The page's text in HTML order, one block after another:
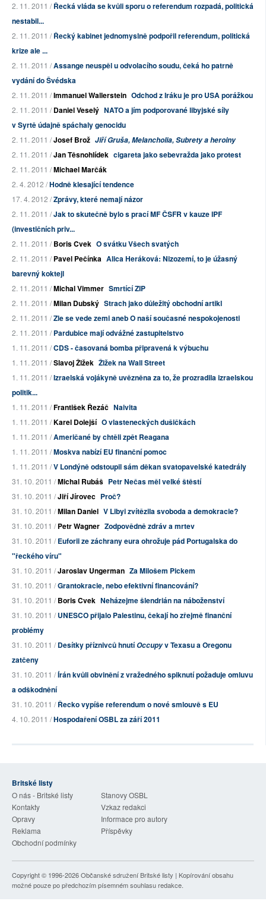
2. 11. 2011 /Řecká vláda se kvůli sporu o referendum rozpadá, politická
nestabil...
2. 11. 2011 /Řecký kabinet jednomyslně podpořil referendum, politická
krize ale ...
2. 11. 2011 /Assange neuspěl u odvolacího soudu, čeká ho patrně
vydání do Švédska
2. 11. 2011 /Immanuel Wallerstein Odchod z Iráku je pro USA porážkou
2. 11. 2011 /Daniel Veselý NATO a jím podporované libyjské síly
v Syrtě údajně spáchaly genocidu
2. 11. 2011 /Josef Brož Jiří Gruša, Melancholia, Subrety a heroiny
2. 11. 2011 /Jan Těsnohlídek cigareta jako sebevražda jako protest
2. 11. 2011 /Michael Marčák
2. 4. 2012 /Hodně klesající tendence
17. 4. 2012 /Zprávy, které nemají názor
2. 11. 2011 /Jak to skutečně bylo s prací MF ČSFR v kauze IPF
(investičních priv...
2. 11. 2011 /Boris Cvek O svátku Všech svatých
2. 11. 2011 /Pavel Pečínka Alica Heráková: Nizozemí, to je úžasný
barevný koktejl
2. 11. 2011 /Michal Vimmer Smrtící ZIP
2. 11. 2011 /Milan Dubský Strach jako důležitý obchodní artikl
2. 11. 2011 /Zle se vede zemi aneb O naší současné nespokojenosti
2. 11. 2011 /Pardubice mají odvážné zastupitelstvo
1. 11. 2011 /CDS - časovaná bomba připravená k výbuchu
1. 11. 2011 /Slavoj Žižek Žižek na Wall Street
1. 11. 2011 /Izraelská vojákyně uvězněna za to, že prozradila izraelskou
politik...
1. 11. 2011 /František Řezáč Naivita
1. 11. 2011 /Karel Dolejší O vlasteneckých dušičkách
1. 11. 2011 /Američané by chtěli zpět Reagana
1. 11. 2011 /Moskva nabízí EU finanční pomoc
1. 11. 2011 /V Londýně odstoupil sám děkan svatopavelské katedrály
31. 10. 2011 /Michal Rubáš Petr Nečas měl velké štěstí
31. 10. 2011 /Jiří Jírovec Proč?
31. 10. 2011 /Milan Daniel V Libyi zvítězila svoboda a demokracie?
31. 10. 2011 /Petr Wagner Zodpovědně zdráv a mrtev
31. 10. 2011 /Euforii ze záchrany eura ohrožuje pád Portugalska do
"řeckého víru"
31. 10. 2011 /Jaroslav Ungerman Za Milošem Pickem
31. 10. 2011 /Grantokracie, nebo efektivní financování?
31. 10. 2011 /Boris Cvek Neházejme šlendrián na náboženství
31. 10. 2011 /UNESCO přijalo Palestinu, čekají ho zřejmě finanční
problémy
31. 10. 2011 /Desítky příznivců hnutíOccupyv Texasu a Oregonu
zatčeny
31. 10. 2011 /Írán kvůli obvinění z vražedného spiknutí požaduje omluvu
a odškodnění
31. 10. 2011 /Řecko vypíše referendum o nové smlouvě s EU
4. 10. 2011 /Hospodaření OSBL za září 2011
Britské listy
O nás - Britské listy
Stanovy OSBL
Kontakty
Vzkaz redakci
Opravy
Informace pro autory
Reklama
Příspěvky
Obchodní podmínky
Copyright © 1996-2026Občanské sdružení Britské listy | Kopírování obsahu
možné pouze po předchozím písemném souhlasu redakce.